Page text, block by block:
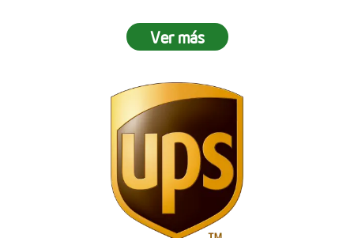
DINISSANpor plantar 400 árboles en el páramo de
Ver más